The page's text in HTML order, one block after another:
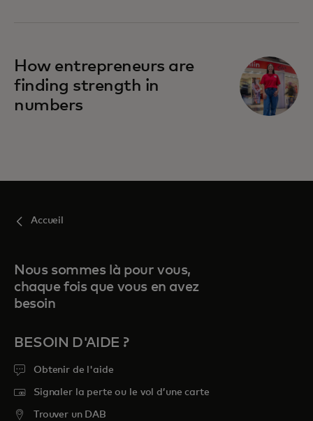
How entrepreneurs are
finding strength in
numbers
Accueil
Nous sommes là pour vous,
chaque fois que vous en avez
besoin
BESOIN D'AIDE ?
Obtenir de l'aide
Signaler la perte ou le vol d’une carte
Trouver un DAB